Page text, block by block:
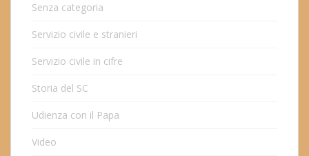
Senza categoria
Servizio civile e stranieri
Servizio civile in cifre
Storia del SC
Udienza con il Papa
Video